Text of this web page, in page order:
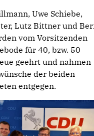
Uwe Schiebe,
Lutz Bittner und
vom Vorsitzenden
für 40, bzw. 50
geehrt und nahmen
der beiden
entgegen.